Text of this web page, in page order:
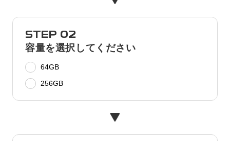
STEP 02
容量を選択してください
64GB
256GB